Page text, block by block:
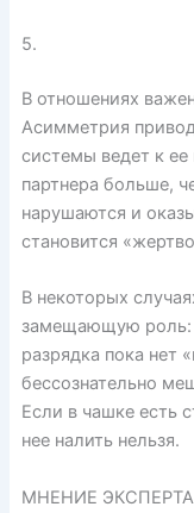
5.
В отношениях
Асимметрия
системы ведет к
партнера больше,
нарушаются и
становится
В некоторых
замещающую роль:
разрядка пока нет
бессознательно
Если в чашке есть
нее налить нельзя.
МНЕНИЕ ЭКСПЕРТА